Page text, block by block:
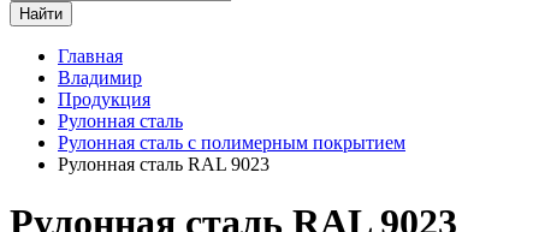
Найти
Главная
Владимир
Продукция
Рулонная сталь
Рулонная сталь с полимерным покрытием
Рулонная сталь RAL 9023
Рулонная сталь RAL 9023